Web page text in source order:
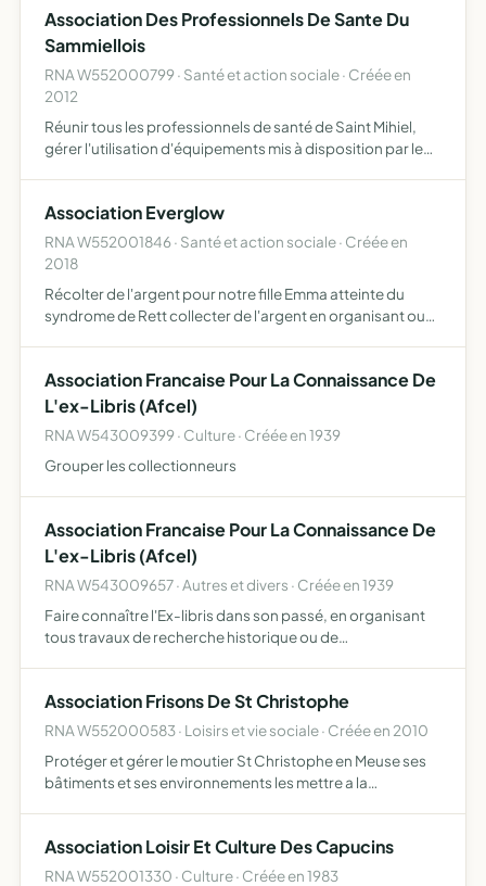
Association Des Professionnels De Sante Du
Sammiellois
RNA W552000799 · Santé et action sociale · Créée en
2012
Réunir tous les professionnels de santé de Saint Mihiel,
gérer l'utilisation d'équipements mis à disposition par le
Association Everglow
RNA W552001846 · Santé et action sociale · Créée en
2018
Récolter de l'argent pour notre fille Emma atteinte du
syndrome de Rett collecter de l'argent en organisant ou
Association Francaise Pour La Connaissance De
L'ex-Libris (Afcel)
RNA W543009399 · Culture · Créée en 1939
Grouper les collectionneurs
Association Francaise Pour La Connaissance De
L'ex-Libris (Afcel)
RNA W543009657 · Autres et divers · Créée en 1939
Faire connaître l'Ex-libris dans son passé, en organisant
tous travaux de recherche historique ou de
exposition ou manifes…
Association Frisons De St Christophe
RNA W552000583 · Loisirs et vie sociale · Créée en 2010
Protéger et gérer le moutier St Christophe en Meuse ses
bâtiments et ses environnements les mettre a la
diff…
Association Loisir Et Culture Des Capucins
RNA W552001330 · Culture · Créée en 1983